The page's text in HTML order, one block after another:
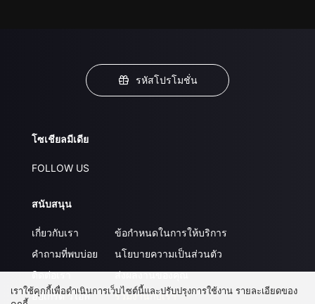
รหัสโปรโมชั่น
โซเชียลมีเดีย
FOLLOW US
สนับสนุน
เกี่ยวกับเรา
คำถามที่พบบ่อย
ติดต่อเรา
อัปเกรด วีไอพี
ข้อกำหนดในการให้บริการ
นโยบายความเป็นส่วนตัว
ส่งผลงานของคุณ
ร่วมงานกับเรา
เราใช้คุกกี้เพื่อดำเนินการเว็บไซต์นี้และปรับปรุงการใช้งาน รายละเอียดของ